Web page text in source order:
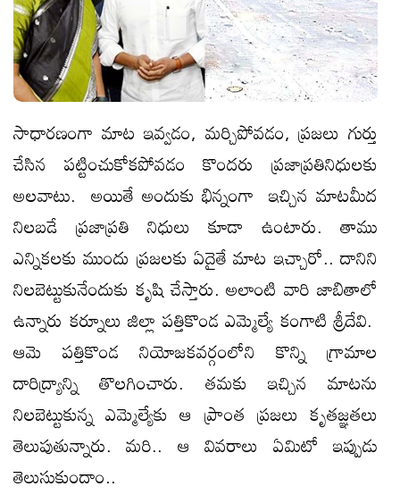
సాధారణంగా మాట ఇవ్వడం, మర్చిపోవడం, ప్రజలు గుర్తు
చేసిన పట్టించుకోకపోవడం కొందరు ప్రజాప్రతినిధులకు
అలవాటు. అయితే అందుకు భిన్నంగా ఇచ్చిన మాటమీద
నిలబడే ప్రజాప్రతి నిధులు కూడా ఉంటారు. తాము
ఎన్నికలకు ముందు ప్రజలకు ఏదైతే మాట ఇచ్చారో.. దానిని
నిలబెట్టుకునేందుకు కృషి చేస్తారు. అలాంటి వారి జాబితాలో
ఉన్నారు కర్నూలు జిల్లా పత్తికొండ ఎమ్మెల్యే కంగాటి శ్రీదేవి.
ఆమె పత్తికొండ నియోజకవర్గంలోని కొన్ని గ్రామాల
దారిద్య్రాన్ని తొలగించారు. తమకు ఇచ్చిన మాటను
నిలబెట్టుకున్న ఎమ్మెల్యేకు ఆ ప్రాంత ప్రజలు కృతజ్ఞతలు
తెలుపుతున్నారు. మరి.. ఆ వివరాలు ఏమిటో ఇప్పుడు
తెలుసుకుందాం..